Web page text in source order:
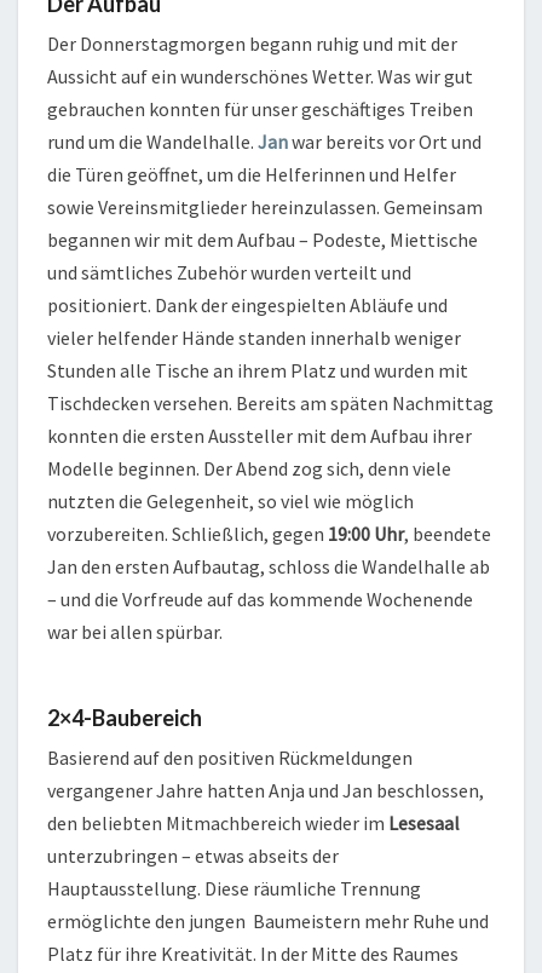
Der Donnerstagmorgen begann ruhig und mit der
Aussicht auf ein wunderschönes Wetter. Was wir gut
gebrauchen konnten für unser geschäftiges Treiben
rund um die Wandelhalle. Janwar bereits vor Ort und
die Türen geöffnet, um die Helferinnen und Helfer
sowie Vereinsmitglieder hereinzulassen. Gemeinsam
begannen wir mit dem Aufbau – Podeste, Miettische
und sämtliches Zubehör wurden verteilt und
positioniert. Dank der eingespielten Abläufe und
vieler helfender Hände standen innerhalb weniger
Stunden alle Tische an ihrem Platz und wurden mit
Tischdecken versehen. Bereits am späten Nachmittag
konnten die ersten Aussteller mit dem Aufbau ihrer
Modelle beginnen. Der Abend zog sich, denn viele
nutzten die Gelegenheit, so viel wie möglich
vorzubereiten. Schließlich, gegen 19:00 Uhr, beendete
Jan den ersten Aufbautag, schloss die Wandelhalle ab
– und die Vorfreude auf das kommende Wochenende
war bei allen spürbar.
2×4-Baubereich
Basierend auf den positiven Rückmeldungen
vergangener Jahre hatten Anja und Jan beschlossen,
den beliebten Mitmachbereich wieder im Lesesaal
unterzubringen – etwas abseits der
Hauptausstellung. Diese räumliche Trennung
ermöglichte den jungen Baumeistern mehr Ruhe und
Platz für ihre Kreativität. In der Mitte des Raumes